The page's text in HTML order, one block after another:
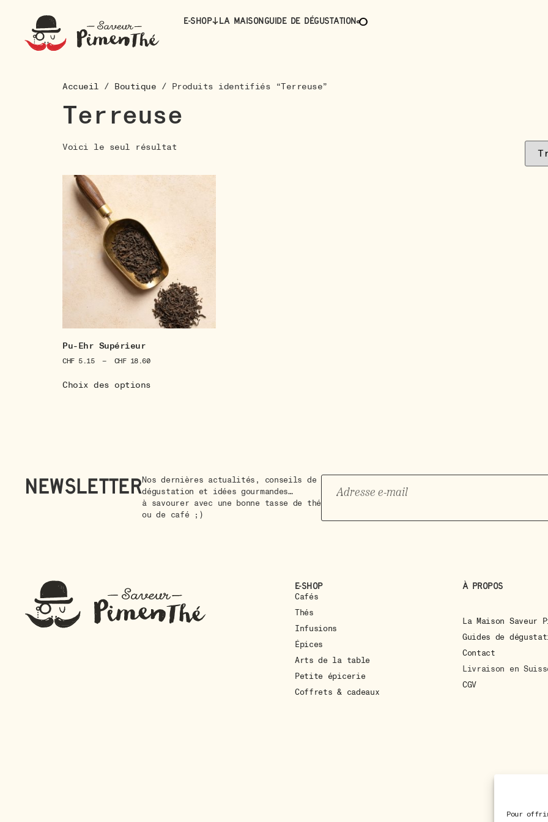
Pour
E-Shop La maisonGuide de dégustation
Accueil / Boutique / Produits identifiés “Terreuse”
Terreuse
Voici le seul résultat
Pu-Ehr Supérieur
CHF5.15 – CHF18.60
Choix des options
NewsletterNos dernières actualités, conseils de
dégustation et idées gourmandes…
à savourer avec une bonne tasse de thé
ou de café ;)
E-shop
Cafés
Thés
Infusions
Épices
Arts de la table
Petite épicerie
Coffrets & cadeaux
À propos
La Maison Saveur
Guides de
Contact
Livraison en
CGV